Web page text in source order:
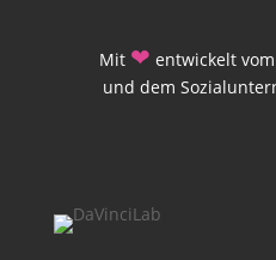
Mit ❤ entwickelt
und dem